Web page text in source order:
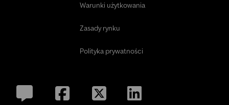
Warunki użytkowania
Zasady rynku
Polityka prywatności